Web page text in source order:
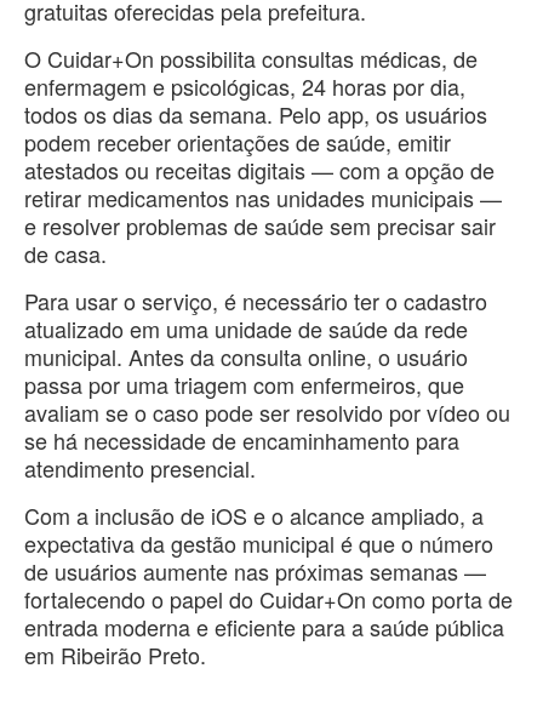
gratuitas oferecidas pela prefeitura.
O Cuidar+On possibilita consultas médicas, de
enfermagem e psicológicas, 24 horas por dia,
todos os dias da semana. Pelo app, os usuários
podem receber orientações de saúde, emitir
atestados ou receitas digitais — com a opção de
retirar medicamentos nas unidades municipais —
e resolver problemas de saúde sem precisar sair
de casa.
Para usar o serviço, é necessário ter o cadastro
atualizado em uma unidade de saúde da rede
municipal. Antes da consulta online, o usuário
passa por uma triagem com enfermeiros, que
avaliam se o caso pode ser resolvido por vídeo ou
se há necessidade de encaminhamento para
atendimento presencial.
Com a inclusão de iOS e o alcance ampliado, a
expectativa da gestão municipal é que o número
de usuários aumente nas próximas semanas —
fortalecendo o papel do Cuidar+On como porta de
entrada moderna e eficiente para a saúde pública
em Ribeirão Preto.